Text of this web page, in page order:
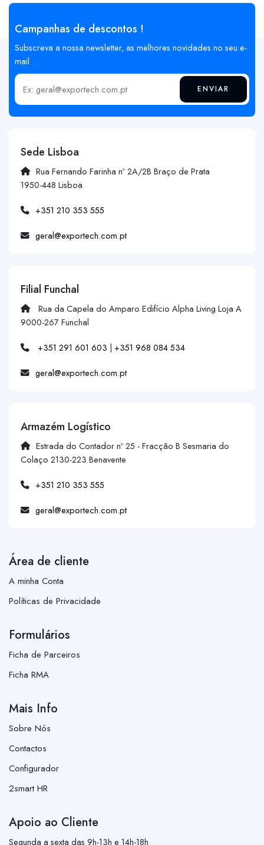
Campanhas de descontos !
Subscreva a nossa newsletter, as melhores novidades no seu e-
mail
Insira o seu email ENVIAR
Sede Lisboa
Rua Fernando Farinha nº 2A/2B Braço de Prata
1950-448 Lisboa
+351 210 353 555
geral@exportech.com.pt
Filial Funchal
Rua da Capela do Amparo Edifício Alpha Living Loja A
9000-267 Funchal
+351 291 601 603 | +351 968 084 534
geral@exportech.com.pt
Armazém Logístico
Estrada do Contador nº 25 - Fracção B Sesmaria do
Colaço 2130-223 Benavente
+351 210 353 555
geral@exportech.com.pt
Área de cliente
A minha Conta
Políticas de Privacidade
Formulários
Ficha de Parceiros
Ficha RMA
Mais Info
Sobre Nós
Contactos
Configurador
2smart HR
Apoio ao Cliente
Segunda a sexta das 9h-13h e 14h-18h